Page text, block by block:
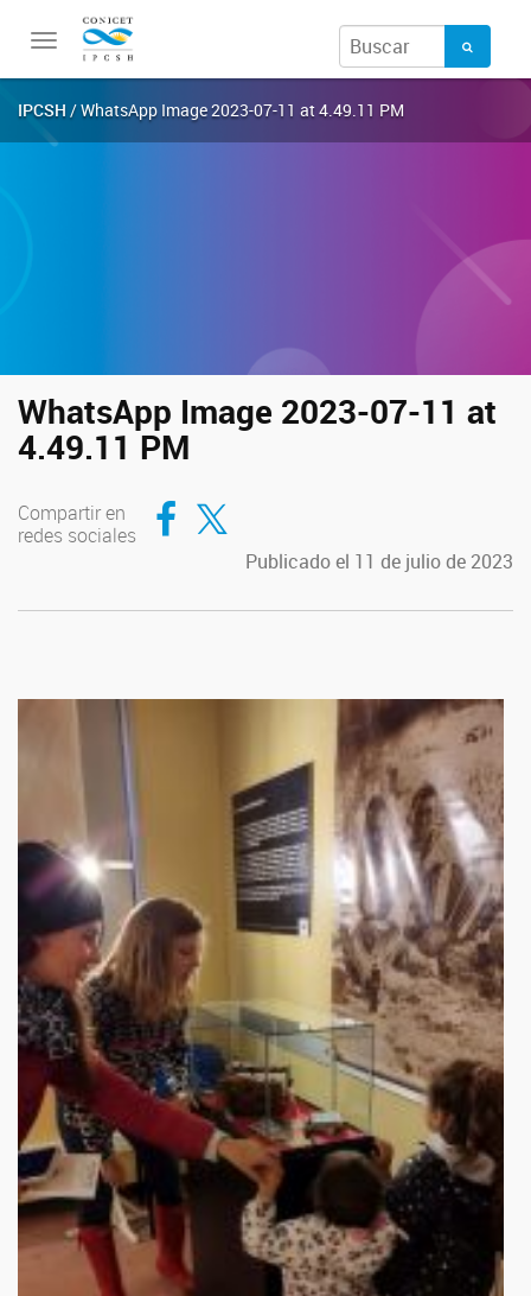
Toggle
navigation
IPCSH / WhatsApp Image 2023-07-11 at 4.49.11 PM
WhatsApp Image 2023-07-11 at
4.49.11 PM
Compartir en
redes sociales
Compartir en Facebook
Compartir en Twitter
Publicado el 11 de julio de 2023